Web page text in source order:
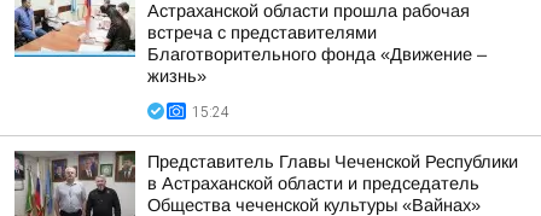
Астраханской области прошла рабочая
встреча с представителями
Благотворительного фонда «Движение –
жизнь»
15:24
Представитель Главы Чеченской Республики
в Астраханской области и председатель
Общества чеченской культуры «Вайнах»